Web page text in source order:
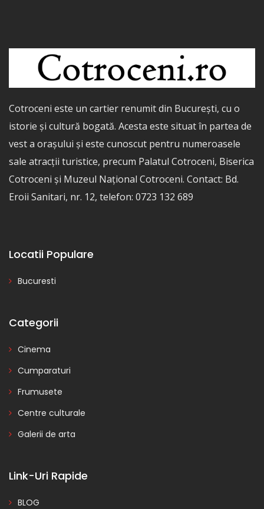
Cotroceni este un cartier renumit din București, cu o
istorie și cultură bogată. Acesta este situat în partea de
vest a orașului și este cunoscut pentru numeroasele
sale atracții turistice, precum Palatul Cotroceni, Biserica
Cotroceni și Muzeul Național Cotroceni. Contact: Bd.
Eroii Sanitari, nr. 12, telefon: 0723 132 689
Locatii Populare
Bucuresti
Categorii
Cinema
Cumparaturi
Frumusete
Centre culturale
Galerii de arta
Link-Uri Rapide
BLOG